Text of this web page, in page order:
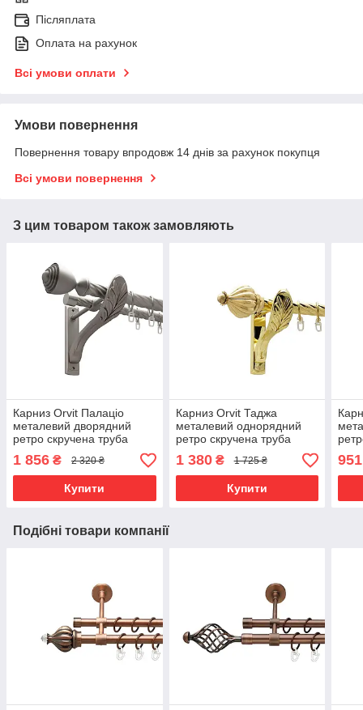
Післяплата
Оплата на рахунок
Всі умови оплати
Умови повернення
Повернення товару впродовж 14 днів за рахунок покупця
Всі умови повернення
З цим товаром також замовляють
Карниз Orvit Палаціо
металевий дворядний
ретро скручена труба
25\19 мм 300 см (00-
00011522)
1 856 ₴ 2 320 ₴
Купити
Карниз Orvit Таджа
металевий однорядний
ретро скручена труба
25 мм 300 см (00-
00021746)
1 380₴ 1 725 ₴
Купити
200
951
Подібні товари компанії